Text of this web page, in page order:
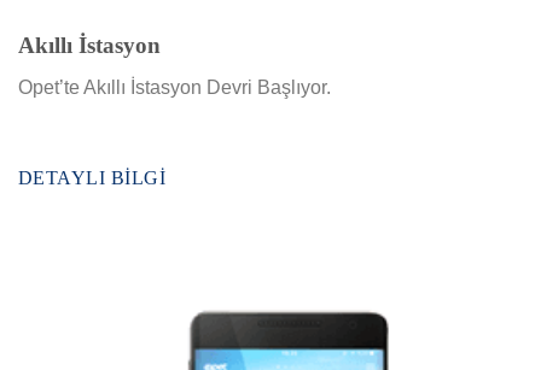
Akıllı İstasyon
Opet’te Akıllı İstasyon Devri Başlıyor.
DETAYLI BILGI